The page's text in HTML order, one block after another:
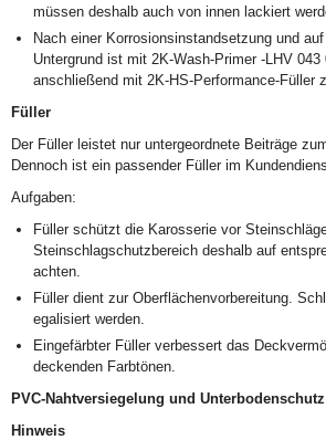
müssen deshalb auch von innen lackiert
Nach einer Korrosionsinstandsetzung und
Untergrund ist mit 2K-Wash-Primer -LHV
anschließend mit 2K-HS-Performance-Füller
Füller
Der Füller leistet nur untergeordnete Beiträge
Dennoch ist ein passender Füller im
Aufgaben:
Füller schützt die Karosserie vor
Steinschlagschutzbereich deshalb auf
achten.
Füller dient zur Oberflächenvorbereitung.
egalisiert werden.
Eingefärbter Füller verbessert das
deckenden Farbtönen.
PVC-Nahtversiegelung und Unterbodenschutz
Hinweis